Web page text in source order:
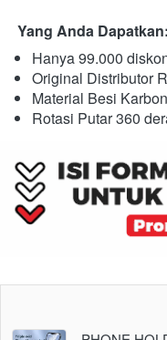
Yang Anda Dapatkan:
Hanya 99.000
Original Distributor
Material Besi
Rotasi Putar 360